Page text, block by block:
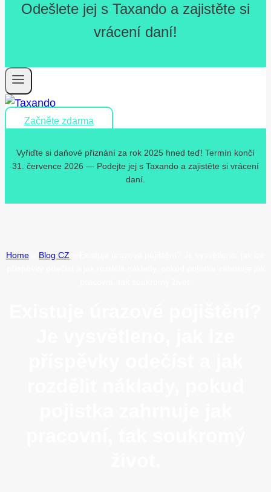
Odešlete jej s Taxando a zajistěte si
vrácení daní!
Začněte zdarma
Vyřiďte si daňové přiznání za rok 2025 hned teď! Termín končí
31. července 2026 — Podejte jej s Taxando a zajistěte si vrácení
daní.
Home Blog CZ